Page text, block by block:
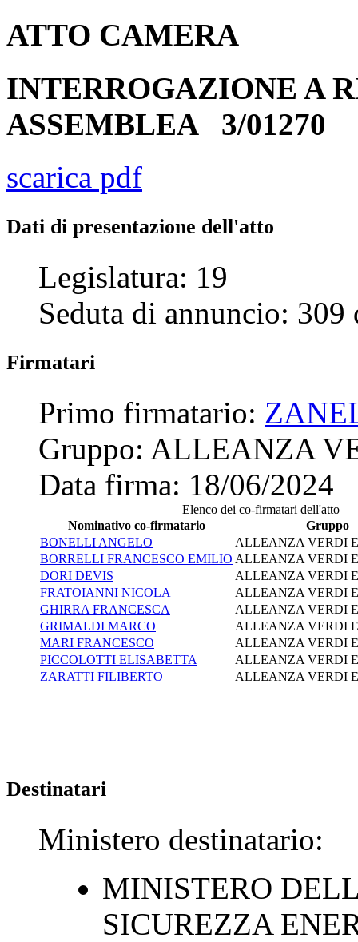
ATTO CAMERA
INTERROGAZIONE A
ASSEMBLEA 3/01270
scarica pdf
Dati di presentazione dell'atto
Legislatura: 19
Seduta di annuncio: 309
Firmatari
Primo firmatario:
Gruppo: ALLEANZA
Data firma: 18/06/2024
Elenco dei co-firmatari dell'atto
Nominativo co-firmatario
Gruppo
BONELLI ANGELO
ALLEANZA VERDI
BORRELLI FRANCESCO EMILIO ALLEANZA VERDI
DORI DEVIS
ALLEANZA VERDI
FRATOIANNI NICOLA
ALLEANZA VERDI
GHIRRA FRANCESCA
ALLEANZA VERDI
GRIMALDI MARCO
ALLEANZA VERDI
MARI FRANCESCO
ALLEANZA VERDI
PICCOLOTTI ELISABETTA
ALLEANZA VERDI
ZARATTI FILIBERTO
ALLEANZA VERDI
Destinatari
Ministero destinatario:
MINISTERO
SICUREZZA